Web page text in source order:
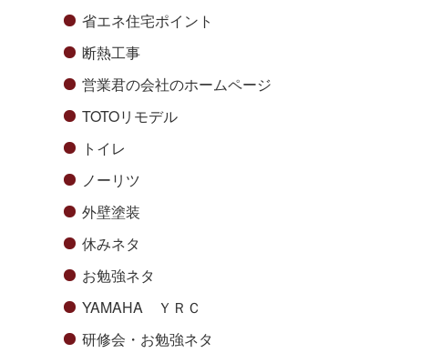
省エネ住宅ポイント
断熱工事
営業君の会社のホームページ
TOTOリモデル
トイレ
ノーリツ
外壁塗装
休みネタ
お勉強ネタ
YAMAHA ＹＲＣ
研修会・お勉強ネタ